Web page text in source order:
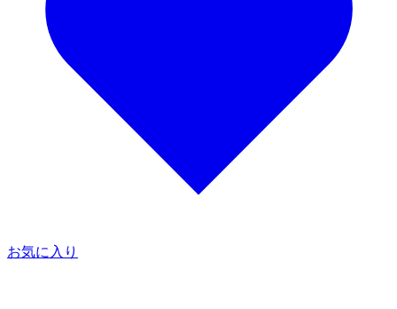
お気に入り